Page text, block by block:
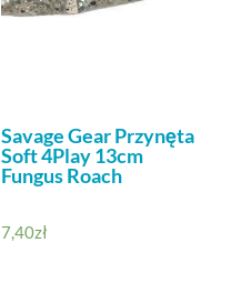
Savage Gear Przynęta
Soft 4Play 13cm
Fungus Roach
7,40zł